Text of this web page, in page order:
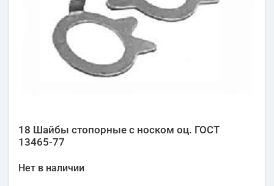
18 Шайбы стопорные с носком оц. ГОСТ
13465-77
Нет в наличии